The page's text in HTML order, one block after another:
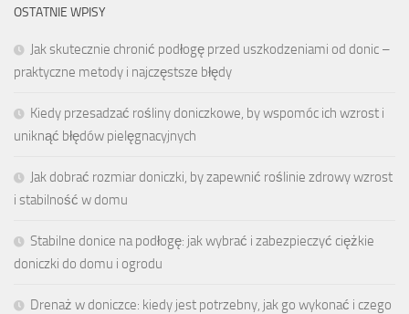
OSTATNIE WPISY
Jak skutecznie chronić podłogę przed uszkodzeniami od donic –
praktyczne metody i najczęstsze błędy
Kiedy przesadzać rośliny doniczkowe, by wspomóc ich wzrost i
uniknąć błędów pielęgnacyjnych
Jak dobrać rozmiar doniczki, by zapewnić roślinie zdrowy wzrost
i stabilność w domu
Stabilne donice na podłogę: jak wybrać i zabezpieczyć ciężkie
doniczki do domu i ogrodu
Drenaż w doniczce: kiedy jest potrzebny, jak go wykonać i czego